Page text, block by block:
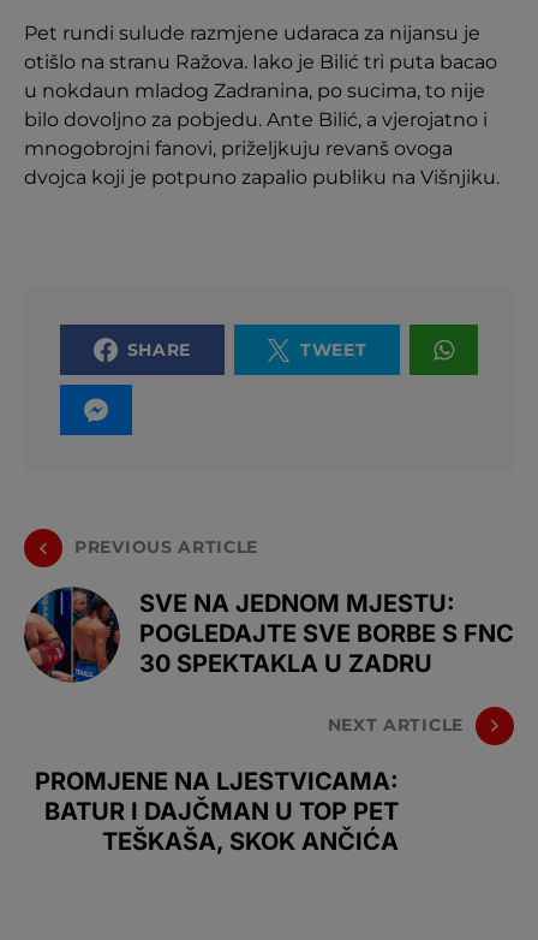
Pet rundi sulude razmjene udaraca za nijansu je
otišlo na stranu Ražova. Iako je Bilić tri puta bacao
u nokdaun mladog Zadranina, po sucima, to nije
bilo dovoljno za pobjedu. Ante Bilić, a vjerojatno i
mnogobrojni fanovi, priželjkuju revanš ovoga
dvojca koji je potpuno zapalio publiku na Višnjiku.
SHARE TWEET
PREVIOUS ARTICLE
SVE NA JEDNOM MJESTU:
POGLEDAJTE SVE BORBE S FNC
30 SPEKTAKLA U ZADRU
NEXT ARTICLE
PROMJENE NA LJESTVICAMA:
BATUR I DAJČMAN U TOP PET
TEŠKAŠA, SKOK ANČIĆA